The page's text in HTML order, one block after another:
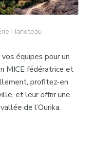
Hanoteau
équipes pour un
MICE fédératrice et
profitez-en
et leur offrir une
de l’Ourika.